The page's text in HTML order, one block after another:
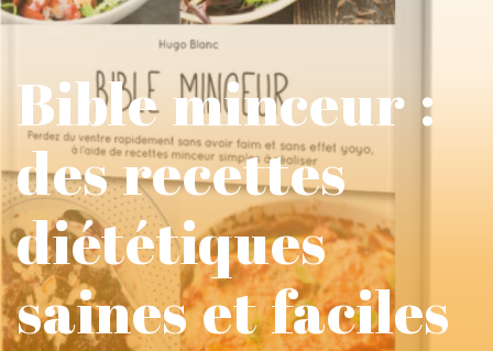
Bible minceur :
des recettes
diététiques
saines et faciles